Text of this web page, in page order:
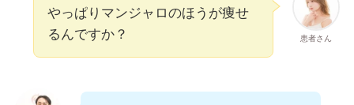
患者さん
やっぱりマンジャロのほうが痩せ
るんですか？